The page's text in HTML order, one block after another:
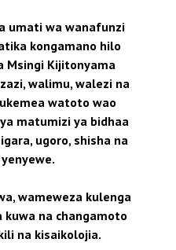
umati wa wanafunzi
kongamano hilo
Msingi Kijitonyama
walimu, walezi na
watoto wao
matumizi ya bidhaa
ugoro, shisha na
wameweza kulenga
na changamoto
na kisaikolojia.